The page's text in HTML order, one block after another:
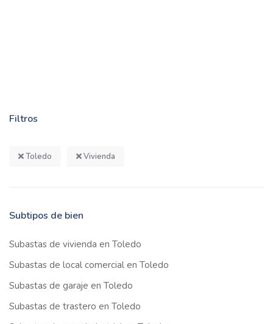
Filtros
Toledo Vivienda
Subtipos de bien
Subastas de vivienda en Toledo
Subastas de local comercial en Toledo
Subastas de garaje en Toledo
Subastas de trastero en Toledo